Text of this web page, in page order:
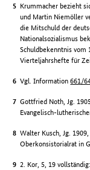
Krummacher bezieht
und Martin Niemöller
die Mitschuld der
Nationalsozialismus
Schuldbekenntnis vom
Vierteljahrshefte für
Vgl. Information661/
Gottfried Noth, Jg.
Evangelisch-
Walter Kusch, Jg.
Oberkonsistorialrat in
2. Kor, 5, 19